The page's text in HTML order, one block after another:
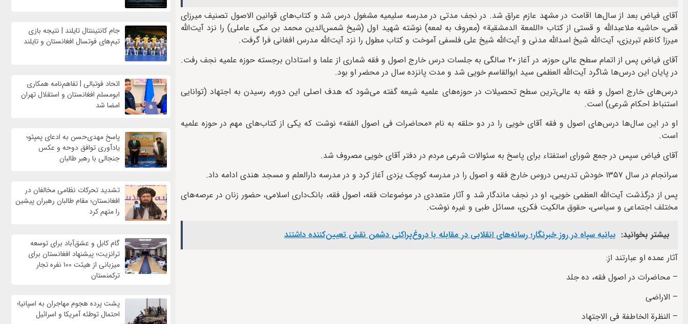
آقای فیاض بعد از سال‌ها اقامت در مشهد عازم عراق شد. در نجف مدتى در مدرسه سلیمیه مشغول درس شد و کتاب‌هاى قوانین الاصول تصنیف میرزای
قمی، حاشیه ملاعبدالله و قستى از کتاب «اللمعة الدمشقیة» (معروف به لمعه) نوشته شهید اول (شیخ شمس‌الدین محمد بن مکی عاملی) را نزد آیت‌الله
میرزا کاظم تبریزى، آیت‌الله شیخ اسدالله مدنى و آیت‌الله شیخ على فلسفى آموخت و کتاب مطول را نزد آیت‌الله مدرس افغانى فرا گرفت.
آقای فیاض پس از اتمام سطح عالى حوزه، در آغاز ۲۰ سالگى به جلسات درس خارج اصول و فقه شماری از علما و استادان برجسته حوزه علمیه نجف رفت.
در پایان این درس‌ها شاگرد آیت‌الله العظمى سید ابوالقاسم خویى شد و مدت پانزده سال در محضر او بود.
درس‌های خارج اصول و فقه به عالی‌ترین سطح تحصیلات در حوزه‌های علمیه شیعه گفته می‌شود که هدف اصلی این دوره، رسیدن به اجتهاد (توانایی
استنباط احکام شرعی) است.
او در این سال‌ها درس‌های اصول و فقه آقای خویی را در دو حلقه به نام «محاضرات فى اصول الفقه» نوشت که یکی از کتاب‌های مهم در حوزه علمیه
است.
آقای فیاض سپس در جمع شورای استفتاء برای پاسخ به سئوالات شرعی مردم در دفتر آقای خویی مصروف شد.
سرانجام در سال ۱۳۵۷ خودش تدریس دروس خارج فقه و اصول را در مدرسه کوچک یزدى آغاز کرد و در مدرسه دارالعلم و مسجد هندى ادامه داد.
پس از درگذشت آیت‌الله العظمی خویی، او در نجف ماندگار شد و آثار متعددى در موضوعات فقه، اصول فقه، بانک‌دارى اسلامى، حضور زنان در عرصه‌هاى
مختلف اجتماعى و سیاسى، حقوق مالکیت فکرى، مسائل طبی و غیره نوشت.
بیشتر بخوانید: بیانیه سپاه در روز خبرنگار؛ رسانه‌های انقلابی در مقابله با دروغ‌پراکنی دشمن نقش تعیین‌کننده داشتند
آثار عمده او عبارتند از:
– محاضرات در اصول فقه، ده جلد
– الاراضی
– النظرة الخاطفة فی الاجتهاد
جام کانتیننتال تایلند | نتیجه بازی
تیم‌های فوتسال افغانستان و تایلند
اتحاد فوتبالی | تفاهم‌نامه همکاری
ابومسلم افغانستان و استقلال تهران
امضا شد
پاسخ مهدی‌حسن به ادعای پمپئو؛
یادآوری توافق دوحه و عکس
جنجالی با رهبر طالبان
تشدید تحرکات نظامی مخالفان در
افغانستان؛ مقام طالبان رهبران پیشین
را متهم کرد
گام کابل و عشق‌آباد برای توسعه
ترانزیت؛ پیشنهاد افغانستان برای
میزبانی از هیئت ۱۰۰ نفره تجار
ترکمنستان
پشت پرده هجوم مهاجران به اسپانیا؛
احتمال توطئه آمریکا و اسرائیل